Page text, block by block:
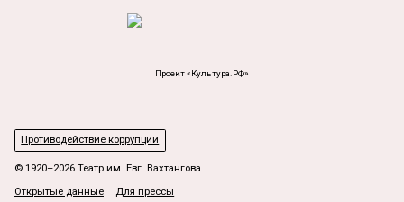
Проект «Культура.РФ»
Противодействие коррупции
© 1920–2026 Театр им. Евг. Вахтангова
Открытые данные Для прессы